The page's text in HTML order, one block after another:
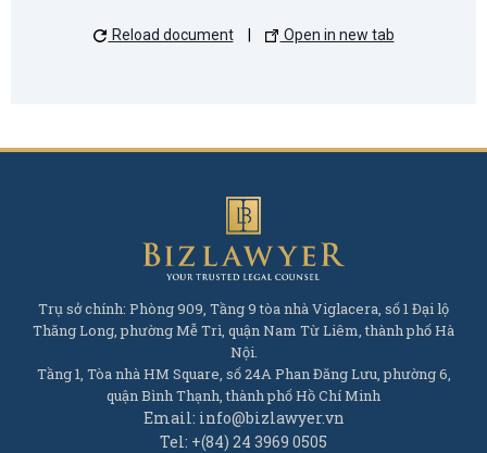
Reload document Open in new tab
Trụ sở chính: Phòng 909, Tầng 9 tòa nhà Viglacera, số 1 Đại lộ
Thăng Long, phường Mễ Trì, quận Nam Từ Liêm, thành phố Hà
Nội.
Tầng 1, Tòa nhà HM Square, số 24A Phan Đăng Lưu, phường 6,
quận Bình Thạnh, thành phố Hồ Chí Minh
Email: info@bizlawyer.vn
Tel: +(84) 24 3969 0505